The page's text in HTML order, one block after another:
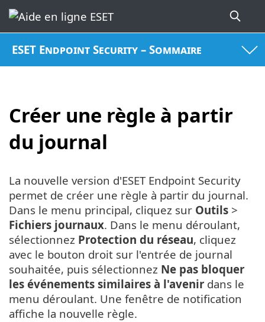
ESET Endpoint Security – Sommaire
Créer une règle à partir
du journal
La nouvelle version d'ESET Endpoint Security
permet de créer une règle à partir du journal.
Dans le menu principal, cliquez sur Outils >
Fichiers journaux. Dans le menu déroulant,
sélectionnez Protection du réseau, cliquez
avec le bouton droit sur l'entrée de journal
souhaitée, puis sélectionnez Ne pas bloquer
les événements similaires à l'avenir dans le
menu déroulant. Une fenêtre de notification
affiche la nouvelle règle.